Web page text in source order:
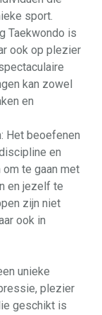
sport.
Taekwondo is
ook op plezier
kan zowel
en
Het beoefenen
en
te gaan met
en jezelf te
zijn niet
ook in
unieke
plezier
geschikt is